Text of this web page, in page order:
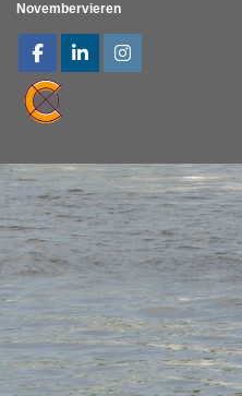
Novembervieren